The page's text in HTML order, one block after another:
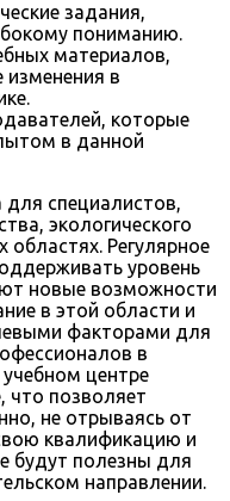
задания,
пониманию.
материалов,
изменения в
которые
в данной
для специалистов,
экологического
областях. Регулярное
уровень
новые возможности
в этой области и
факторами для
в
центре
что позволяет
не отрываясь от
квалификацию и
будут полезны для
направлении.